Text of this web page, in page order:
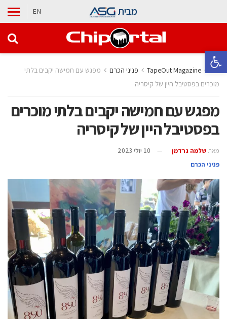
פתח סרגל נגישות
מבית EN
בית TapeOut Magazine פניני הכרם
מפגש עם חמישה יקבים בלתי
מוכרים בפסטיבל היין של קיסריה
מפגש עם חמישה יקבים בלתי מוכרים
בפסטיבל היין של קיסריה
מאת שלמה גרדמן
10 יולי 2023
פניני הכרם